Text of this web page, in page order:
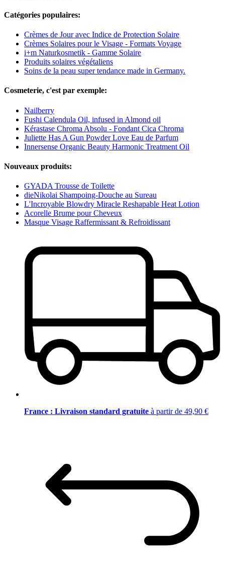
Catégories populaires:
Crèmes de Jour avec Indice de Protection Solaire
Crèmes Solaires pour le Visage - Formats Voyage
i+m Naturkosmetik - Gamme Solaire
Produits solaires végétaliens
Soins de la peau super tendance made in Germany.
Cosmeterie, c'est par exemple:
Nailberry
Fushi Calendula Oil, infused in Almond oil
Kérastase Chroma Absolu - Fondant Cica Chroma
Juliette Has A Gun Powder Love Eau de Parfum
Innersense Organic Beauty Harmonic Treatment Oil
Nouveaux produits:
GYADA Trousse de Toilette
dieNikolai Shampoing-Douche au Sureau
L'Incroyable Blowdry Miracle Reshapable Heat Lotion
Acorelle Brume pour Cheveux
Masque Visage Raffermissant & Refroidissant
France : Livraison standard gratuite à partir de 49,90 €